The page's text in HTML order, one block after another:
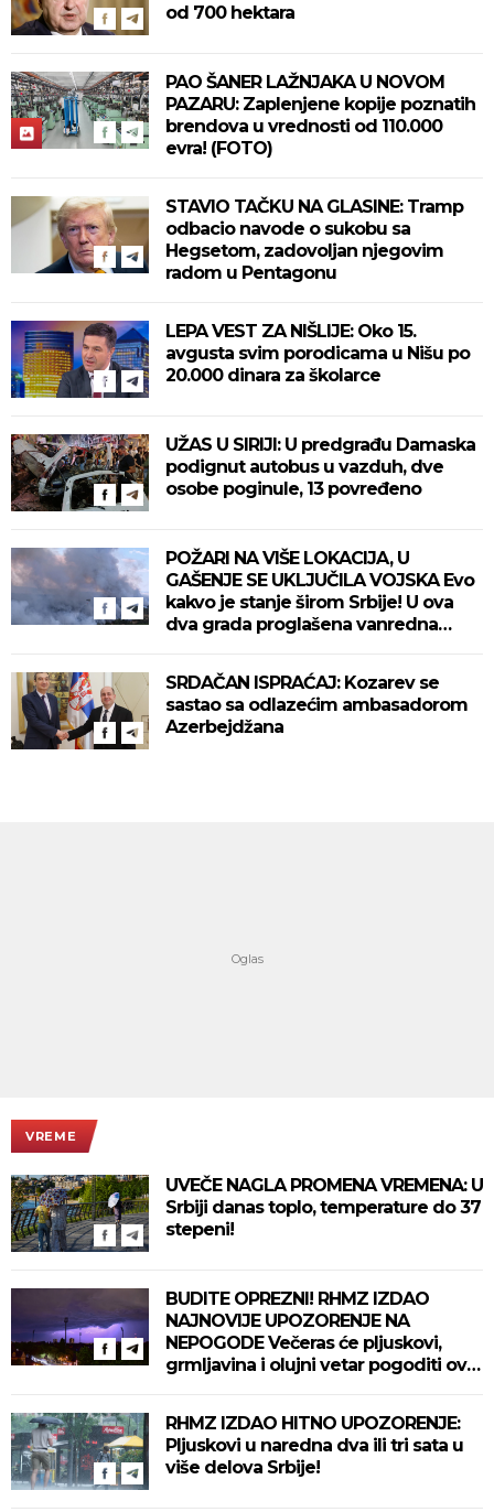
od 700 hektara
PAO ŠANER LAŽNJAKA U NOVOM
PAZARU: Zaplenjene kopije poznatih
brendova u vrednosti od 110.000
evra! (FOTO)
STAVIO TAČKU NA GLASINE: Tramp
odbacio navode o sukobu sa
Hegsetom, zadovoljan njegovim
radom u Pentagonu
LEPA VEST ZA NIŠLIJE: Oko 15.
avgusta svim porodicama u Nišu po
20.000 dinara za školarce
UŽAS U SIRIJI: U predgrađu Damaska
podignut autobus u vazduh, dve
osobe poginule, 13 povređeno
POŽARI NA VIŠE LOKACIJA, U
GAŠENJE SE UKLJUČILA VOJSKA Evo
kakvo je stanje širom Srbije! U ova
dva grada proglašena vanredna
SRDAČAN ISPRAĆAJ: Kozarev se
sastao sa odlazećim ambasadorom
Azerbejdžana
VREME
UVEČE NAGLA PROMENA VREMENA: U
Srbiji danas toplo, temperature do 37
stepeni!
BUDITE OPREZNI! RHMZ IZDAO
NAJNOVIJE UPOZORENJE NA
NEPOGODE Večeras će pljuskovi,
grmljavina i olujni vetar pogoditi ove
RHMZ IZDAO HITNO UPOZORENJE:
Pljuskovi u naredna dva ili tri sata u
više delova Srbije!